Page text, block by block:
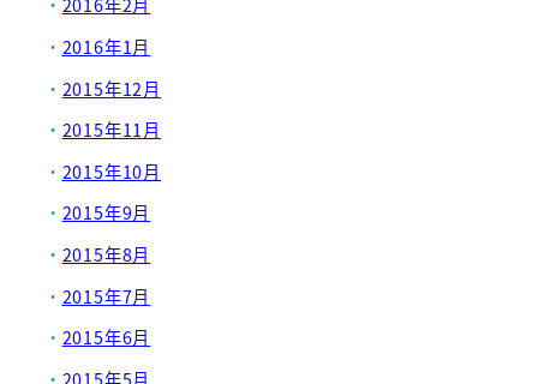
2016年2月
2016年1月
2015年12月
2015年11月
2015年10月
2015年9月
2015年8月
2015年7月
2015年6月
2015年5月